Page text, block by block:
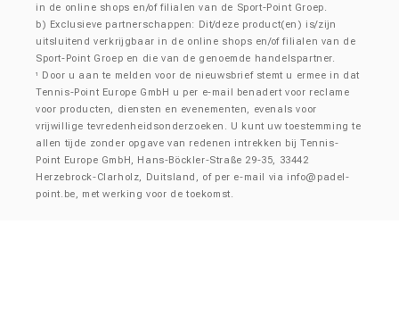
in de online shops en/of filialen van de Sport-Point Groep.
b) Exclusieve partnerschappen: Dit/deze product(en) is/zijn
uitsluitend verkrijgbaar in de online shops en/of filialen van de
Sport-Point Groep en die van de genoemde handelspartner.
¹
Door u aan te melden voor de nieuwsbrief stemt u ermee in dat
Tennis-Point Europe GmbH u per e-mail benadert voor reclame
voor producten, diensten en evenementen, evenals voor
vrijwillige tevredenheidsonderzoeken. U kunt uw toestemming te
allen tijde zonder opgave van redenen intrekken bij Tennis-
Point Europe GmbH, Hans-Böckler-Straße 29-35, 33442
Herzebrock-Clarholz, Duitsland, of per e-mail via info@padel-
point.be, met werking voor de toekomst.